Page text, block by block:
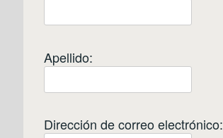
Apellido:
Dirección de correo electrónico: